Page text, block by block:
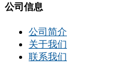
公司信息
公司简介
关于我们
联系我们